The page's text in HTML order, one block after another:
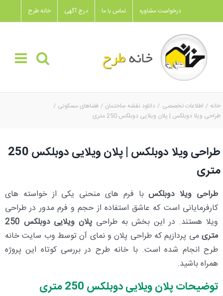
to
content
خانه طرح درج آگهی تماس با ما درخواست مشاوره
خانه اطلاعات تخصصی دانلود نقشه ساختمان
فضاهای مسکونی
طراحی ویلا دوبلکس | پلان ویلایی دوبلکس 250 متری
طراحی ویلا دوبلکس | پلان ویلایی دوبلکس 250
متری
طراحی ویلا دوبلکسبا فرم های منحنی یکی از خواسته های
کارفرمایانی است که عاشق استفاده از حجم و فرم مدور در طراحی
ویلا هستند. در این بخش به طراحی
پلان ویلایی دوبلکس 250
متریمی پردازیم که طراحی پلان و نمای آن توسط وب سایت خانه
طرح انجام شده است. با خانه طرح در بررسی کوتاه این پروژه
همراه باشید.
توضیحات پلان ویلایی دوبلکس 250 متری